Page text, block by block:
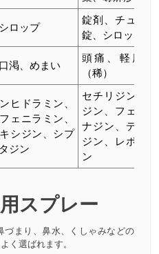
ロップ
錠剤、チュー
錠、シロップ
渇、めまい
頭痛、軽度の
（稀）
ヒドラミン、
ェニラミン、
シジン、シプ
ジン
セチリジン、
ジン、フェキ
ナジン、デス
ジン、レボセ
ン
スプレー
まり、鼻水、くしゃみなどの
く選ばれます。